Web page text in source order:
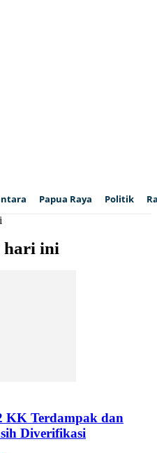
Papua Raya Politik
hari ini
KK Terdampak dan
Diverifikasi